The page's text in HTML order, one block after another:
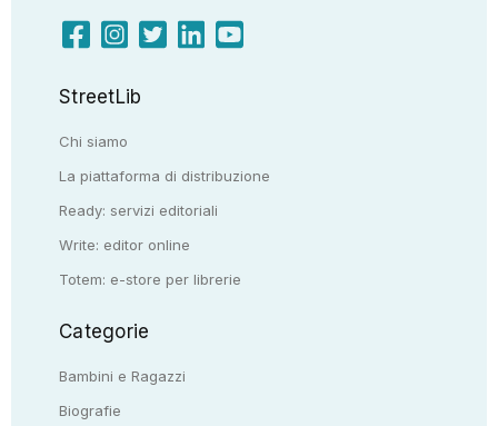
StreetLib
Chi siamo
La piattaforma di distribuzione
Ready: servizi editoriali
Write: editor online
Totem: e-store per librerie
Categorie
Bambini e Ragazzi
Biografie